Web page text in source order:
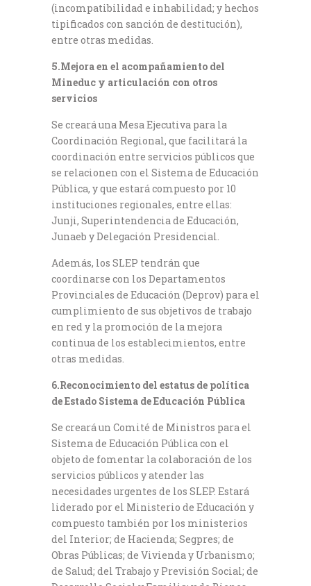
(incompatibilidad e inhabilidad; y hechos
tipificados con sanción de destitución),
entre otras medidas.
5.Mejora en el acompañamiento del
Mineduc y articulación con otros
servicios
Se creará una Mesa Ejecutiva para la
Coordinación Regional, que facilitará la
coordinación entre servicios públicos que
se relacionen con el Sistema de Educación
Pública, y que estará compuesto por 10
instituciones regionales, entre ellas:
Junji, Superintendencia de Educación,
Junaeb y Delegación Presidencial.
Además, los SLEP tendrán que
coordinarse con los Departamentos
Provinciales de Educación (Deprov) para el
cumplimiento de sus objetivos de trabajo
en red y la promoción de la mejora
continua de los establecimientos, entre
otras medidas.
6.Reconocimiento del estatus de política
de Estado Sistema de Educación Pública
Se creará un Comité de Ministros para el
Sistema de Educación Pública con el
objeto de fomentar la colaboración de los
servicios públicos y atender las
necesidades urgentes de los SLEP. Estará
liderado por el Ministerio de Educación y
compuesto también por los ministerios
del Interior; de Hacienda; Segpres; de
Obras Públicas; de Vivienda y Urbanismo;
de Salud; del Trabajo y Previsión Social; de